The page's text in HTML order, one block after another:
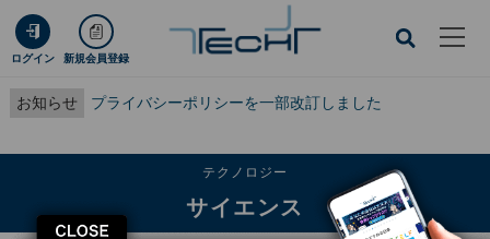
ログイン 新規会員登録
お知らせ プライバシーポリシーを一部改訂しました
CLOSE
テクノロジー
サイエンス